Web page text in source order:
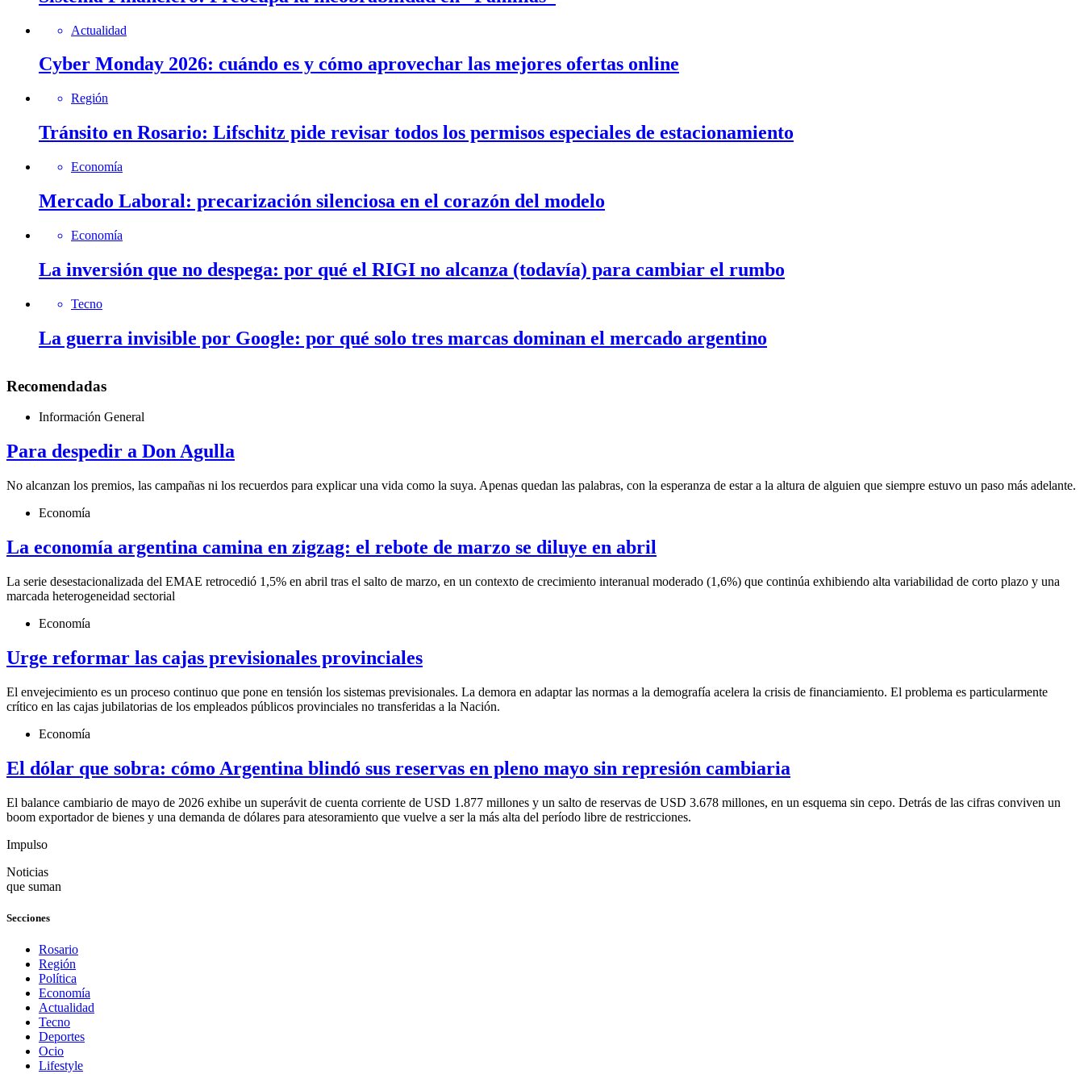
Actualidad
Cyber Monday 2026: cuándo es y cómo aprovechar las mejores ofertas online
Región
Tránsito en Rosario: Lifschitz pide revisar todos los permisos especiales de estacionamiento
Economía
Mercado Laboral: precarización silenciosa en el corazón del modelo
Economía
La inversión que no despega: por qué el RIGI no alcanza (todavía) para cambiar el rumbo
Tecno
La guerra invisible por Google: por qué solo tres marcas dominan el mercado argentino
Recomendadas
Información General
Para despedir a Don Agulla
No alcanzan los premios, las campañas ni los recuerdos para explicar una vida como la suya. Apenas quedan las palabras, con la esperanza de estar a la altura de alguien que siempre estuvo un paso más adelante.
Economía
La economía argentina camina en zigzag: el rebote de marzo se diluye en abril
La serie desestacionalizada del EMAE retrocedió 1,5% en abril tras el salto de marzo, en un contexto de crecimiento interanual moderado (1,6%) que continúa exhibiendo alta variabilidad de corto plazo y una
marcada heterogeneidad sectorial
Economía
Urge reformar las cajas previsionales provinciales
El envejecimiento es un proceso continuo que pone en tensión los sistemas previsionales. La demora en adaptar las normas a la demografía acelera la crisis de financiamiento. El problema es particularmente
crítico en las cajas jubilatorias de los empleados públicos provinciales no transferidas a la Nación.
Economía
El dólar que sobra: cómo Argentina blindó sus reservas en pleno mayo sin represión cambiaria
El balance cambiario de mayo de 2026 exhibe un superávit de cuenta corriente de USD 1.877 millones y un salto de reservas de USD 3.678 millones, en un esquema sin cepo. Detrás de las cifras conviven un
boom exportador de bienes y una demanda de dólares para atesoramiento que vuelve a ser la más alta del período libre de restricciones.
Impulso
Noticias
que suman
Secciones
Rosario
Región
Política
Economía
Actualidad
Tecno
Deportes
Ocio
Lifestyle